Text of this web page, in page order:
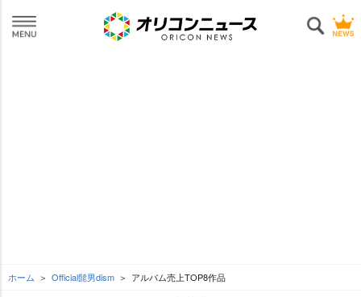
ホーム Official髭男dism アルバム売上TOP8作品